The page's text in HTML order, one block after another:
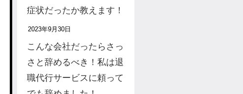
症状だったか教えます！
2023年9月30日
こんな会社だったらさっ
さと辞めるべき！私は退
職代行サービスに頼って